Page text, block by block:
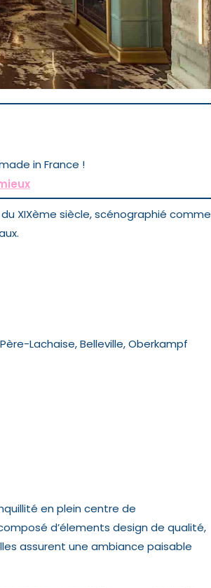
in France !
XIXème siècle, scénographié comme
Lachaise, Belleville, Oberkampf
en plein centre de
d’élements design de qualité,
assurent une ambiance paisable